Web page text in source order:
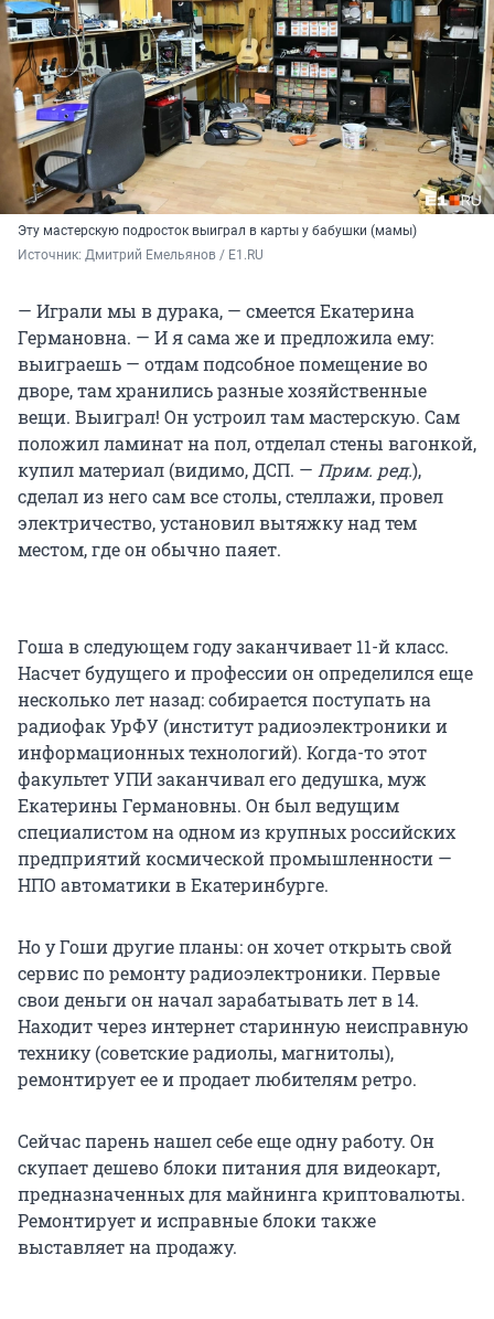
Эту мастерскую подросток выиграл в карты у бабушки (мамы)
Источник: Дмитрий Емельянов / E1.RU
— Играли мы в дурака, — смеется Екатерина
Германовна. — И я сама же и предложила ему:
выиграешь — отдам подсобное помещение во
дворе, там хранились разные хозяйственные
вещи. Выиграл! Он устроил там мастерскую. Сам
положил ламинат на пол, отделал стены вагонкой,
купил материал (видимо, ДСП. — Прим. ред.),
сделал из него сам все столы, стеллажи, провел
электричество, установил вытяжку над тем
местом, где он обычно паяет.
Гоша в следующем году заканчивает 11-й класс.
Насчет будущего и профессии он определился еще
несколько лет назад: собирается поступать на
радиофак УрФУ (институт радиоэлектроники и
информационных технологий). Когда-то этот
факультет УПИ заканчивал его дедушка, муж
Екатерины Германовны. Он был ведущим
специалистом на одном из крупных российских
предприятий космической промышленности —
НПО автоматики в Екатеринбурге.
Но у Гоши другие планы: он хочет открыть свой
сервис по ремонту радиоэлектроники. Первые
свои деньги он начал зарабатывать лет в 14.
Находит через интернет старинную неисправную
технику (советские радиолы, магнитолы),
ремонтирует ее и продает любителям ретро.
Сейчас парень нашел себе еще одну работу. Он
скупает дешево блоки питания для видеокарт,
предназначенных для майнинга криптовалюты.
Ремонтирует и исправные блоки также
выставляет на продажу.